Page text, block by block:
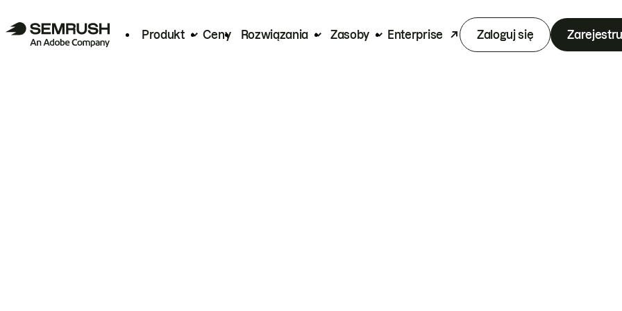
Produkt Ceny Rozwiązania Zasoby Enterprise Zaloguj się